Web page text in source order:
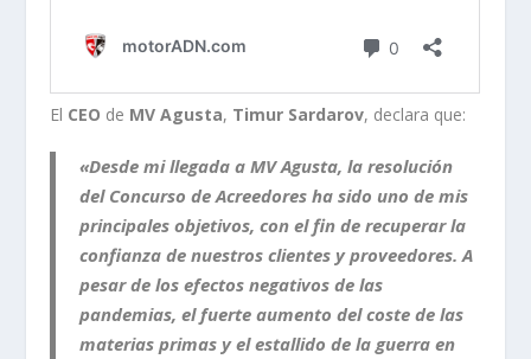
El CEO de MV Agusta, Timur Sardarov, declara que:
«Desde mi llegada a MV Agusta, la resolución
del Concurso de Acreedores ha sido uno de mis
principales objetivos, con el fin de recuperar la
confianza de nuestros clientes y proveedores. A
pesar de los efectos negativos de las
pandemias, el fuerte aumento del coste de las
materias primas y el estallido de la guerra en